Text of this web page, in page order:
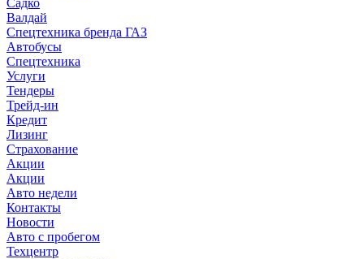
Садко
Валдай
Спецтехника бренда ГАЗ
Автобусы
Спецтехника
Услуги
Тендеры
Трейд-ин
Кредит
Лизинг
Страхование
Акции
Акции
Авто недели
Контакты
Новости
Авто с пробегом
Техцентр